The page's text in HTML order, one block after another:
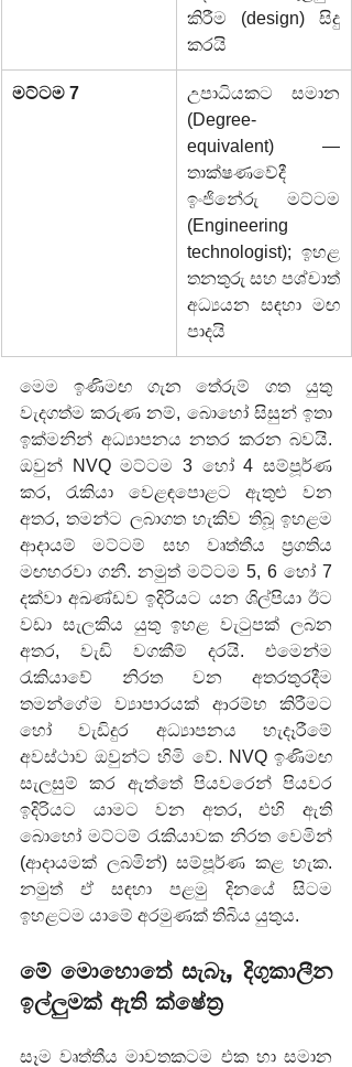
කිරීම (design) සිදු
කරයි
මට්ටම 7
උපාධියකට සමාන
(Degree-
equivalent) —
තාක්ෂණවේදී
ඉංජිනේරු මට්ටම
(Engineering
technologist); ඉහළ
තනතුරු සහ පශ්චාත්
අධ්‍යයන සඳහා මඟ
පාදයි
මෙම ඉණිමඟ ගැන තේරුම් ගත යුතු
වැදගත්ම කරුණ නම්, බොහෝ සිසුන් ඉතා
ඉක්මනින් අධ්‍යාපනය නතර කරන බවයි.
ඔවුන් NVQ මට්ටම 3 හෝ 4 සම්පූර්ණ
කර, රැකියා වෙළඳපොළට ඇතුළු වන
අතර, තමන්ට ලබාගත හැකිව තිබූ ඉහළම
ආදායම් මට්ටම් සහ වෘත්තීය ප්‍රගතිය
මඟහරවා ගනී. නමුත් මට්ටම 5, 6 හෝ 7
දක්වා අඛණ්ඩව ඉදිරියට යන ශිල්පියා ඊට
වඩා සැලකිය යුතු ඉහළ වැටුපක් ලබන
අතර, වැඩි වගකීම් දරයි. එමෙන්ම
රැකියාවේ නිරත වන අතරතුරදීම
තමන්ගේම ව්‍යාපාරයක් ආරම්භ කිරීමට
හෝ වැඩිදුර අධ්‍යාපනය හැදෑරීමේ
අවස්ථාව ඔවුන්ට හිමි වේ. NVQ ඉණිමඟ
සැලසුම් කර ඇත්තේ පියවරෙන් පියවර
ඉදිරියට යාමට වන අතර, එහි ඇති
බොහෝ මට්ටම් රැකියාවක නිරත වෙමින්
(ආදායමක් ලබමින්) සම්පූර්ණ කළ හැක.
නමුත් ඒ සඳහා පළමු දිනයේ සිටම
ඉහළටම යාමේ අරමුණක් තිබිය යුතුය.
මේ මොහොතේ සැබෑ, දිගුකාලීන
ඉල්ලුමක් ඇති ක්ෂේත්‍ර
සෑම වෘත්තීය මාවතකටම එක හා සමාන